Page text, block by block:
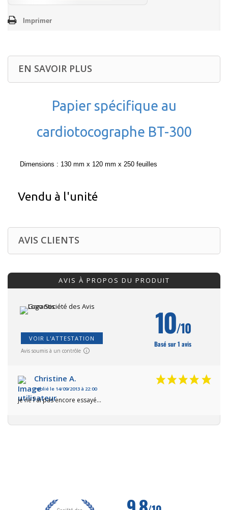
Imprimer
EN SAVOIR PLUS
Papier spécifique au
cardiotocographe BT-300
Dimensions : 130 mm x 120 mm x 250 feuilles
Vendu à l'unité
AVIS CLIENTS
AVIS À PROPOS DU PRODUIT
VOIR L'ATTESTATION
Avis soumis à un contrôle
10/10
Basé sur 1 avis
Christine A.
Publié le 14/09/2013 à 22:00
je ne l'ai pas encore essayé...